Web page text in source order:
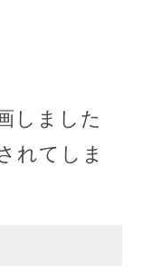
しました
れてしま